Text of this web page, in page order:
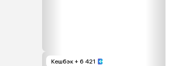
Кешбэк + 6 421